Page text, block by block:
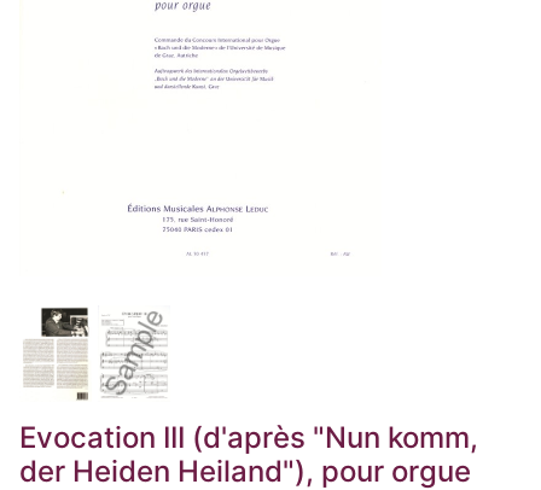
Evocation III (d'après "Nun komm,
der Heiden Heiland"), pour orgue